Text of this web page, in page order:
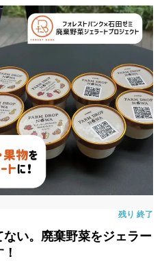
残り 終了
い。廃棄野菜をジェラー